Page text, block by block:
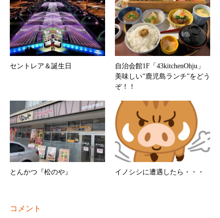
セントレア＆誕生日
自治会館1F「43kitchenOhju」
美味しい”鹿児島ランチ”をどう
ぞ！！
とんかつ『松のや』 イノシシに遭遇したら・・・
コメント